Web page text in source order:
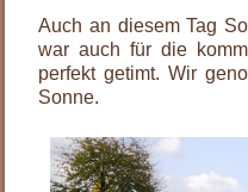
Auch an diesem Tag
war auch für die
perfekt getimt. Wir
Sonne.